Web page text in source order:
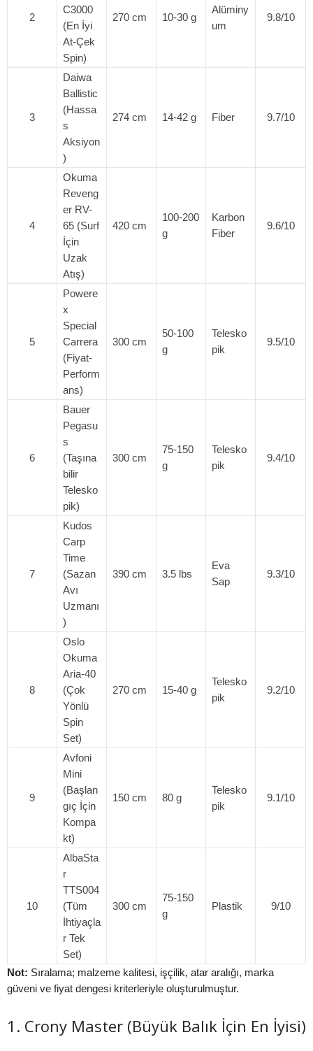
2
C3000
(En İyi
At-Çek
Spin)
270 cm 10-30 g
Alüminy
um
9.8/10
3
Daiwa
Ballistic
(Hassa
s
Aksiyon
)
274 cm 14-42 g Fiber 9.7/10
4
Okuma
Reveng
er RV-
65 (Surf
İçin
Uzak
Atış)
420 cm
100-200
g
Karbon
Fiber
9.6/10
5
Powere
x
Special
Carrera
(Fiyat-
Perform
ans)
300 cm
50-100
g
Telesko
pik
9.5/10
6
Bauer
Pegasu
s
(Taşına
bilir
Telesko
pik)
300 cm
75-150
g
Telesko
pik
9.4/10
7
Kudos
Carp
Time
(Sazan
Avı
Uzmanı
)
390 cm 3.5 lbs
Eva
Sap
9.3/10
8
Oslo
Okuma
Aria-40
(Çok
Yönlü
Spin
Set)
270 cm 15-40 g
Telesko
pik
9.2/10
9
Avfoni
Mini
(Başlan
gıç İçin
Kompa
kt)
150 cm 80 g
Telesko
pik
9.1/10
10
AlbaSta
r
TTS004
(Tüm
İhtiyaçla
r Tek
Set)
300 cm
75-150
g
Plastik 9/10
Not: Sıralama; malzeme kalitesi, işçilik, atar aralığı, marka
güveni ve fiyat dengesi kriterleriyle oluşturulmuştur.
1. Crony Master (Büyük Balık İçin En İyisi)